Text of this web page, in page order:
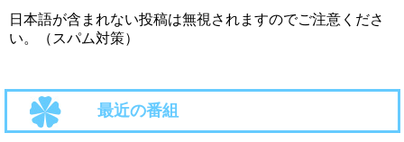
日本語が含まれない投稿は無視されますのでご注意くださ
い。（スパム対策）
最近の番組